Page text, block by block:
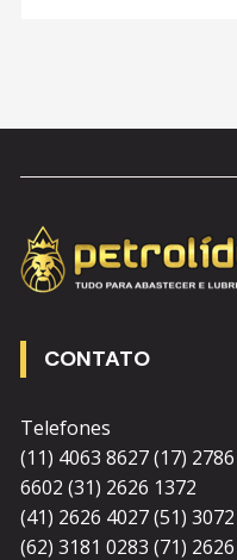
CONTATO
Telefones
(11) 4063 8627 (17)
6602 (31) 2626 1372
(41) 2626 4027 (51)
(62) 3181 0283 (71)